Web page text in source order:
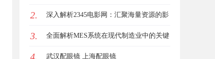
新典范
2. 深入解析2345电影网：汇聚海量资源的影
视娱乐平台
3. 全面解析MES系统在现代制造业中的关键
作用与应用前景
4. 武汉配眼镜 上海配眼镜